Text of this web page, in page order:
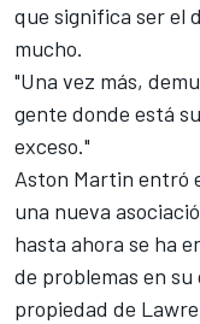
que significa ser el
mucho.
"Una vez más,
gente donde está
exceso."
Aston Martin entró
una nueva
hasta ahora se ha
de problemas en
propiedad de